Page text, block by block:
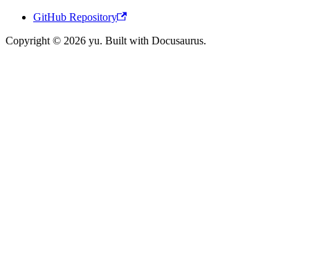
GitHub Repository
Copyright © 2026 yu. Built with Docusaurus.